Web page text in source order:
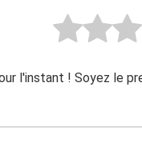
l'instant ! Soyez le